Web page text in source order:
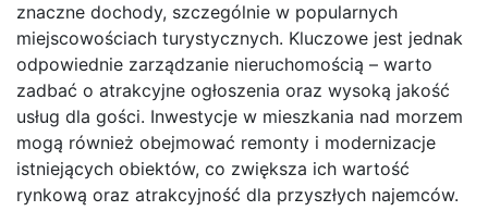
znaczne dochody, szczególnie w popularnych
miejscowościach turystycznych. Kluczowe jest jednak
odpowiednie zarządzanie nieruchomością – warto
zadbać o atrakcyjne ogłoszenia oraz wysoką jakość
usług dla gości. Inwestycje w mieszkania nad morzem
mogą również obejmować remonty i modernizacje
istniejących obiektów, co zwiększa ich wartość
rynkową oraz atrakcyjność dla przyszłych najemców.